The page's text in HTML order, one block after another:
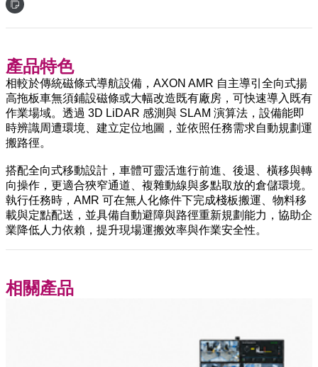
產品特色
相較於傳統磁條式導航設備，AXON AMR 自主導引全向式揚
高拖板車無須鋪設磁條或大幅改造既有廠房，可快速導入既有
作業場域。透過 3D LiDAR 感測與 SLAM 演算法，設備能即
時辨識周遭環境、建立定位地圖，並依照任務需求自動規劃運
搬路徑。
搭配全向式移動設計，車體可靈活進行前進、後退、橫移與轉
向操作，更適合狹窄通道、複雜動線與多點取放的倉儲環境。
執行任務時，AMR 可在無人化條件下完成棧板搬運、物料移
載與定點配送，並具備自動避障與路徑重新規劃能力，協助企
業降低人力依賴，提升現場運搬效率與作業安全性。
相關產品